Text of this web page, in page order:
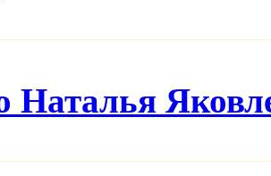
Наталья